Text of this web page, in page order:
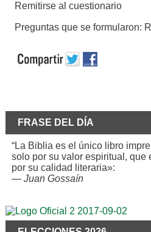
Remitirse al cuestionario
Preguntas que se formularon:
FRASE DEL DÍA
“La Biblia es el único libro
solo por su valor espiritual, que
por su calidad literaria»:
— Juan Gossaín